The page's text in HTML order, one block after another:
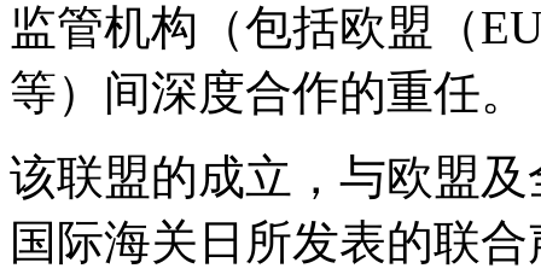
监管机构（包括欧盟（
等）间深度合作的重任。
该联盟的成立，与欧盟
国际海关日所发表的联